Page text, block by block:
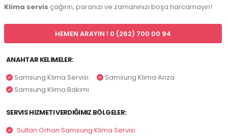
Klima servis çağırın, paranızı ve zamanınızı boşa harcamayın!
HEMEN ARAYIN ! 0 (262) 700 00 94
ANAHTAR KELIMELER:
Samsung Klima Servisi
Samsung Klima Arıza
Samsung Klima Bakımı
SERVIS HIZMETI VERDIĞIMIZ BÖLGELER:
Sultan Orhan Samsung Klima Servisi